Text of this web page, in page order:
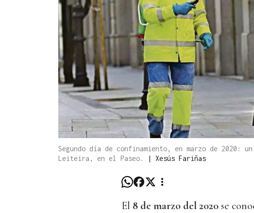
Segundo día de confinamiento, en marzo de 2020:
Leiteira, en el Paseo.
| Xesús Fariñas
El 8 de marzo del 2020 se